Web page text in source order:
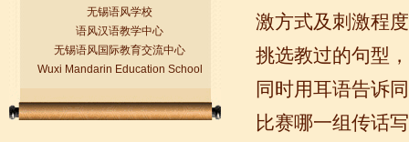
无锡语风学校
语风汉语教学中心
无锡语风国际教育交流中心
Wuxi Mandarin Education School
激方式及刺激程
挑选教过的句型
同时用耳语告诉
比赛哪一组传话